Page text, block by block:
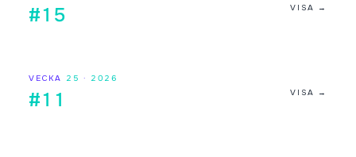
#15 VISA →
VECKA 25 · 2026
#11 VISA →